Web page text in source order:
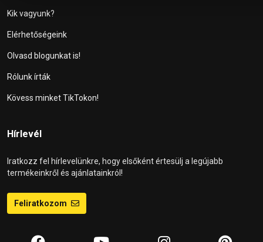
Kik vagyunk?
Elérhetőségeink
Olvasd blogunkat is!
Rólunk írták
Kövess minket TikTokon!
Hírlevél
Iratkozz fel hírlevelünkre, hogy elsőként értesülj a legújabb
termékeinkről és ajánlatainkról!
Feliratkozom